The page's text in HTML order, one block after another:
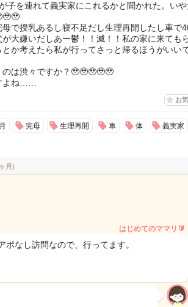
子を連れて義実家にこれるかと聞かれた。い
母で授乳あるし寝不足だし生理再開したし車で
大嫌いだしあー鬱！！滅！！私の家に来ても
か考えたら私が行ってさっと帰るほうがいい
は渋々ですか？🥹🥹🥹🥹🥹
よね……
お
完母 生理再開 車 体 義実家
月)
はじめてのママリ🔰
なし訪問なので、行ってます。